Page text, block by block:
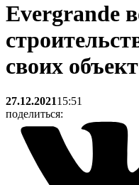
Evergrande
своих
27.12.202115:51
поделиться: